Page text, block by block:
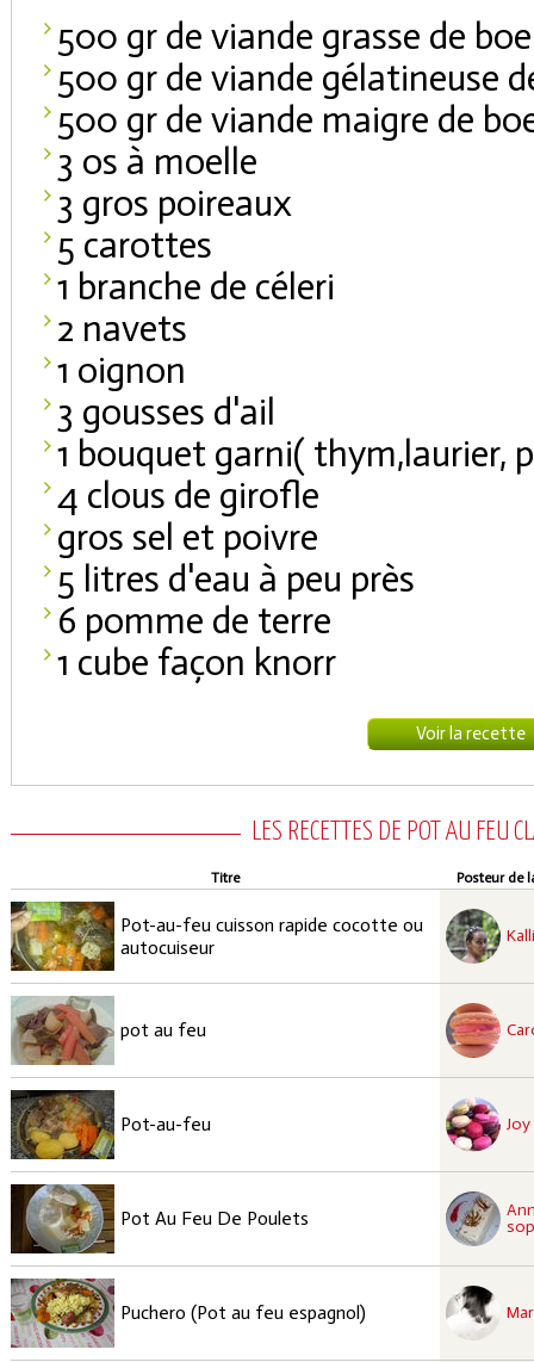
500 gr de viande grasse de
500 gr de viande gélatineuse
500 gr de viande maigre de
3 os à moelle
3 gros poireaux
5 carottes
1 branche de céleri
2 navets
1 oignon
3 gousses d'ail
1 bouquet garni( thym,laurier,
4 clous de girofle
gros sel et poivre
5 litres d'eau à peu près
6 pomme de terre
1 cube façon knorr
Voir la recette
LES RECETTES DE POT AU FEU
Titre Posteur de
Pot-au-feu cuisson rapide cocotte ou
autocuiseur
recette approuvées
pot au feu
recette approuvées
Pot-au-feu Joy
recette approuvées
Pot Au Feu De Poulets
recette approuvées
Puchero (Pot au feu espagnol)
recette à tester